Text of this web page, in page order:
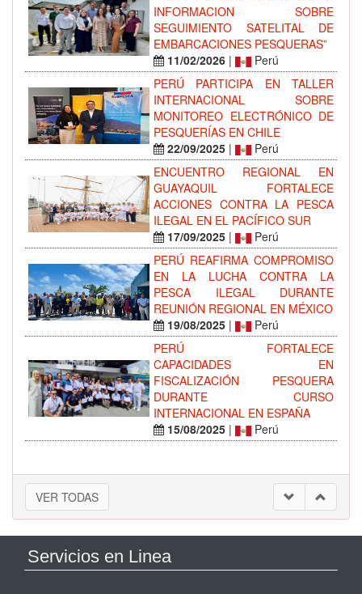
INFORMACION SOBRE
SEGUIMIENTO SATELITAL DE
EMBARCACIONES PESQUERAS”
11/02/2026 |
Perú
PERÚ PARTICIPA EN TALLER
INTERNACIONAL SOBRE
MONITOREO ELECTRÓNICO DE
PESQUERÍAS EN CHILE
22/09/2025 |
Perú
ENCUENTRO REGIONAL EN
GUAYAQUIL FORTALECE
ACCIONES CONTRA LA PESCA
ILEGAL EN EL PACÍFICO SUR
17/09/2025 |
Perú
PERÚ REAFIRMA COMPROMISO
EN LA LUCHA CONTRA LA
PESCA ILEGAL DURANTE
REUNIÓN REGIONAL EN MÉXICO
19/08/2025 |
Perú
PERÚ FORTALECE
CAPACIDADES EN
FISCALIZACIÓN PESQUERA
DURANTE CURSO
INTERNACIONAL EN ESPAÑA
15/08/2025 | Perú
VER TODAS
Servicios en Linea